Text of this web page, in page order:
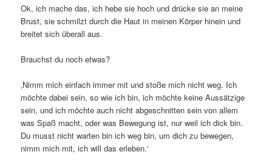
Ok, ich mache das, ich hebe sie hoch und drücke sie an meine
Brust, sie schmilzt durch die Haut in meinen Körper hinein und
breitet sich überall aus.
Brauchst du noch etwas?
‚Nimm mich einfach immer mit und stoße mich nicht weg. Ich
möchte dabei sein, so wie ich bin, ich möchte keine Aussätzige
sein, und ich möchte auch nicht abgeschnitten sein von allem
was Spaß macht, oder was Bewegung ist, nur weil ich dick bin.
Du musst nicht warten bin ich weg bin, um dich zu bewegen,
nimm mich mit, ich will das erleben.‘